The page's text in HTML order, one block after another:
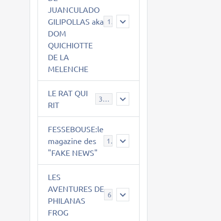
JUANCULADO
GILIPOLLAS aka
DOM
QUICHIOTTE
DE LA
MELENCHE
119
LE RAT QUI
RIT
395
FESSEBOUSE:le
magazine des
"FAKE NEWS"
19
LES
AVENTURES DE
PHILANAS
FROG